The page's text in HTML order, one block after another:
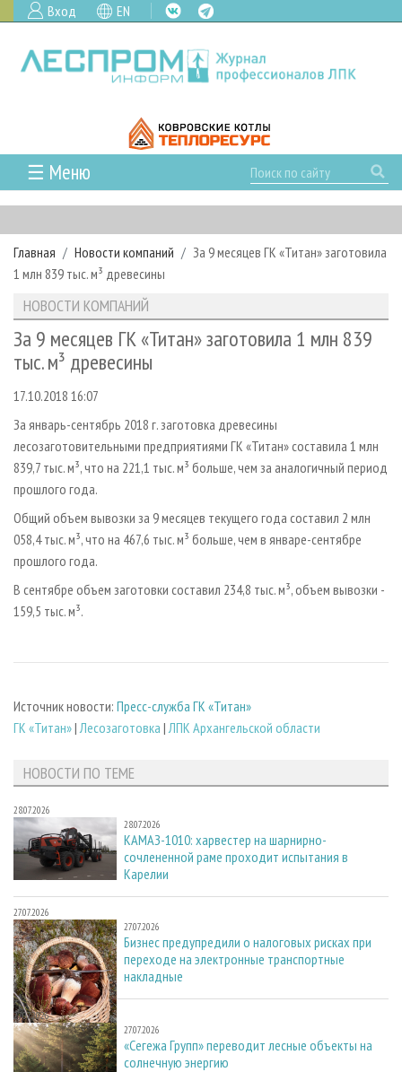
Вход EN
☰ Меню
ГЛАВНАЯ
РУБРИКИ И ТЕМЫ
РУБРИКИ ЖУРНАЛА
ЛЕСНОЕ ХОЗЯЙСТВО
ЛЕСОЗАГОТОВКА
ЛЕСОПИЛЕНИЕ
ПРОИЗВОДСТВО ДРЕВЕСНЫХ ПЛИТ
ДЕРЕВЯННОЕ ДОМОСТРОЕНИЕ
ПРОИЗВОДСТВО МЕБЕЛИ
БИОЭНЕРГЕТИКА
ЦБП
ИНСТРУМЕНТ И МАТЕРИАЛЫ
НОВОСТИ
КАЛЕНДАРЬ СОБЫТИЙ
НОВОСТИ ЛПК
НОВОСТИ ЖУРНАЛА
ПРОЕКТЫ ЛПИ
АНАЛИТИКА
ПРЕДПРИЯТИЯ ЛПК
МОБИЛЬНЫЕ ВЫСТАВКИ
ОФИЦИАЛЬНЫЕ ДЕЛЕГАЦИИ
RUSSIAN FORESTRY REVIEW
ГАЗЕТА ЛЕСПРОМФОРУМ
БИБЛИОТЕКА СПЕЦИАЛИСТА
АРХИВ
АРХИВ ЖУРНАЛОВ
СТАТЬИ
О ЖУРНАЛЕ
ПОДПИСКА
КОНТАКТЫ
РЕКЛАМОДАТЕЛЯМ
РЕКЛАМА
РЕКЛАМА НА САЙТЕ
Главная Новости компаний
За 9 месяцев ГК «Титан» заготовила
1 млн 839 тыс. м³ древесины
НОВОСТИ КОМПАНИЙ
За 9 месяцев ГК «Титан» заготовила 1 млн 839
тыс. м³ древесины
17.10.2018 16:07
За январь-сентябрь 2018 г. заготовка древесины
лесозаготовительными предприятиями ГК «Титан» составила 1 млн
839,7 тыс. м³, что на 221,1 тыс. м³ больше, чем за аналогичный период
прошлого года.
Общий объем вывозки за 9 месяцев текущего года составил 2 млн
058,4 тыс. м³, что на 467,6 тыс. м³ больше, чем в январе-сентябре
прошлого года.
В сентябре объем заготовки составил 234,8 тыс. м³, объем вывозки -
159,5 тыс. м³.
Источник новости: Пресс-служба ГК «Титан»
ГК «Титан»|Лесозаготовка |ЛПК Архангельской области
НОВОСТИ ПО ТЕМЕ
28.07.2026
28.07.2026
КАМАЗ-1010: харвестер на шарнирно-
сочлененной раме проходит испытания в
Карелии
27.07.2026
27.07.2026
Бизнес предупредили о налоговых рисках при
переходе на электронные транспортные
накладные
27.07.2026
27.07.2026
«Сегежа Групп» переводит лесные объекты на
солнечную энергию